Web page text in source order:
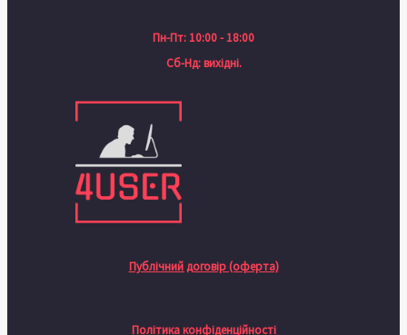
Пн-Пт: 10:00 - 18:00
Сб-Нд: вихідні.
Публічний договір (оферта)
Політика конфіденційності